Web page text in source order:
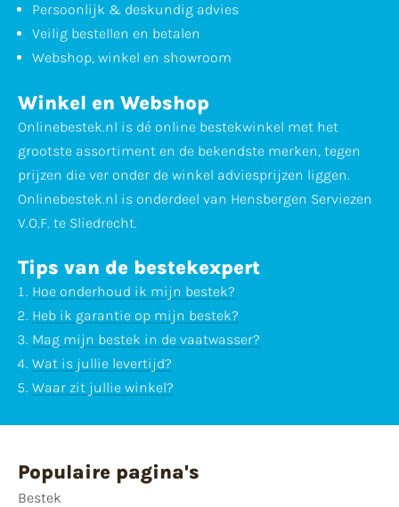
Persoonlijk & deskundig advies
Veilig bestellen en betalen
Webshop, winkel en showroom
Winkel en Webshop
Onlinebestek.nl is dé online bestekwinkel met het
grootste assortiment en de bekendste merken, tegen
prijzen die ver onder de winkel adviesprijzen liggen.
Onlinebestek.nl is onderdeel van Hensbergen Serviezen
V.O.F. te Sliedrecht.
Tips van de bestekexpert
Hoe onderhoud ik mijn bestek?
Heb ik garantie op mijn bestek?
Mag mijn bestek in de vaatwasser?
Wat is jullie levertijd?
Waar zit jullie winkel?
Populaire pagina's
Bestek